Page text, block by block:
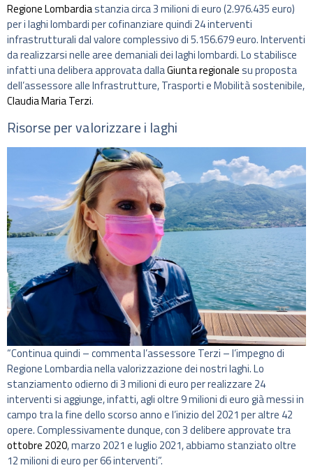
Regione Lombardiastanzia circa 3 milioni di euro (2.976.435 euro)
per i laghi lombardi per cofinanziare quindi 24 interventi
infrastrutturali dal valore complessivo di 5.156.679 euro. Interventi
da realizzarsi nelle aree demaniali dei laghi lombardi. Lo stabilisce
infatti una delibera approvata dallaGiunta regionalesu proposta
dell’assessore alle Infrastrutture, Trasporti e Mobilità sostenibile,
Claudia Maria Terzi.
Risorse per valorizzare i laghi
“Continua quindi – commenta l’assessore Terzi – l’impegno di
Regione Lombardia nella valorizzazione dei nostri laghi. Lo
stanziamento odierno di 3 milioni di euro per realizzare 24
interventi si aggiunge, infatti, agli oltre 9 milioni di euro già messi in
campo tra la fine dello scorso anno e l’inizio del 2021 per altre 42
opere. Complessivamente dunque, con 3 delibere approvate tra
ottobre 2020, marzo 2021 e luglio 2021, abbiamo stanziato oltre
12 milioni di euro per 66 interventi”.